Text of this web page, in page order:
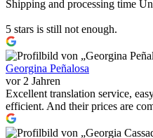
Shipping and processing time
5 stars is still not enough.
Georgina Peñalosa
vor 2 Jahren
Excellent translation service,
efficient. And their prices are